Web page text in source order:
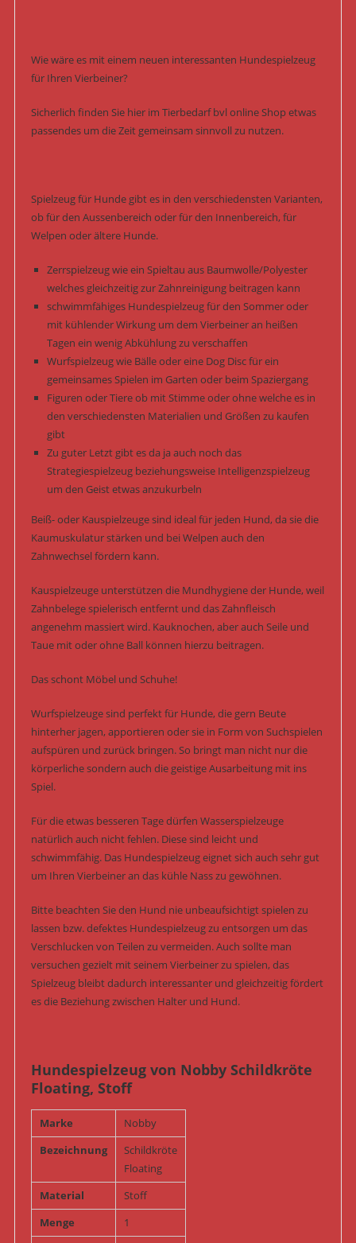
Wie wäre es mit einem neuen interessanten Hundespielzeug
für Ihren Vierbeiner?
Sicherlich finden Sie hier im Tierbedarf bvl online Shop etwas
passendes um die Zeit gemeinsam sinnvoll zu nutzen.
Spielzeug für Hunde gibt es in den verschiedensten Varianten,
ob für den Aussenbereich oder für den Innenbereich, für
Welpen oder ältere Hunde.
Zerrspielzeug wie ein Spieltau aus Baumwolle/Polyester
welches gleichzeitig zur Zahnreinigung beitragen kann
schwimmfähiges Hundespielzeug für den Sommer oder
mit kühlender Wirkung um dem Vierbeiner an heißen
Tagen ein wenig Abkühlung zu verschaffen
Wurfspielzeug wie Bälle oder eine Dog Disc für ein
gemeinsames Spielen im Garten oder beim Spaziergang
Figuren oder Tiere ob mit Stimme oder ohne welche es in
den verschiedensten Materialien und Größen zu kaufen
gibt
Zu guter Letzt gibt es da ja auch noch das
Strategiespielzeug beziehungsweise Intelligenzspielzeug
um den Geist etwas anzukurbeln
Beiß- oder Kauspielzeuge sind ideal für jeden Hund, da sie die
Kaumuskulatur stärken und bei Welpen auch den
Zahnwechsel fördern kann.
Kauspielzeuge unterstützen die Mundhygiene der Hunde, weil
Zahnbelege spielerisch entfernt und das Zahnfleisch
angenehm massiert wird. Kauknochen, aber auch Seile und
Taue mit oder ohne Ball können hierzu beitragen.
Das schont Möbel und Schuhe!
Wurfspielzeuge sind perfekt für Hunde, die gern Beute
hinterher jagen, apportieren oder sie in Form von Suchspielen
aufspüren und zurück bringen. So bringt man nicht nur die
körperliche sondern auch die geistige Ausarbeitung mit ins
Spiel.
Für die etwas besseren Tage dürfen Wasserspielzeuge
natürlich auch nicht fehlen. Diese sind leicht und
schwimmfähig. Das Hundespielzeug eignet sich auch sehr gut
um Ihren Vierbeiner an das kühle Nass zu gewöhnen.
Bitte beachten Sie den Hund nie unbeaufsichtigt spielen zu
lassen bzw. defektes Hundespielzeug zu entsorgen um das
Verschlucken von Teilen zu vermeiden. Auch sollte man
versuchen gezielt mit seinem Vierbeiner zu spielen, das
Spielzeug bleibt dadurch interessanter und gleichzeitig fördert
es die Beziehung zwischen Halter und Hund.
Hundespielzeug von Nobby Schildkröte
Floating, Stoff
Marke
Nobby
Bezeichnung
Schildkröte
Floating
Material
Stoff
Menge
1